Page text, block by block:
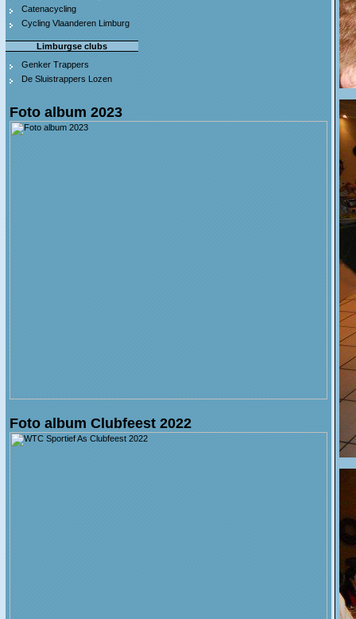
Catenacycling
Cycling Vlaanderen Limburg
Limburgse clubs
Genker Trappers
De Sluistrappers Lozen
Foto album 2023
Foto album Clubfeest 2022